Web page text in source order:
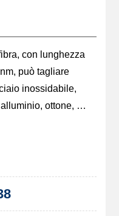
con lunghezza
può tagliare
inossidabile,
ottone,